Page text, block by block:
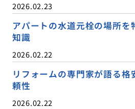
2026.02.23
アパートの水道元栓の場所
知識
2026.02.22
リフォームの専門家が語る
頼性
2026.02.22